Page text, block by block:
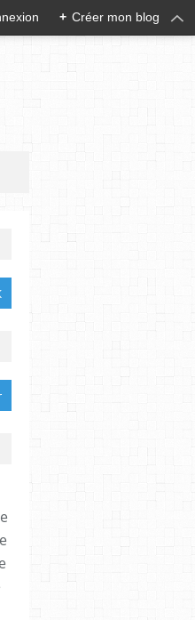
+ Créer mon blog